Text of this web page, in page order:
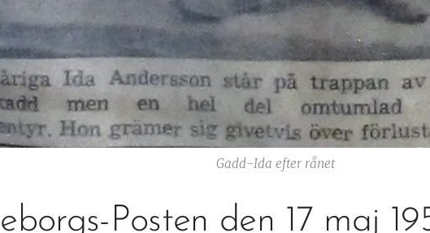
Gadd-Ida efter rånet
Posten den 17 maj